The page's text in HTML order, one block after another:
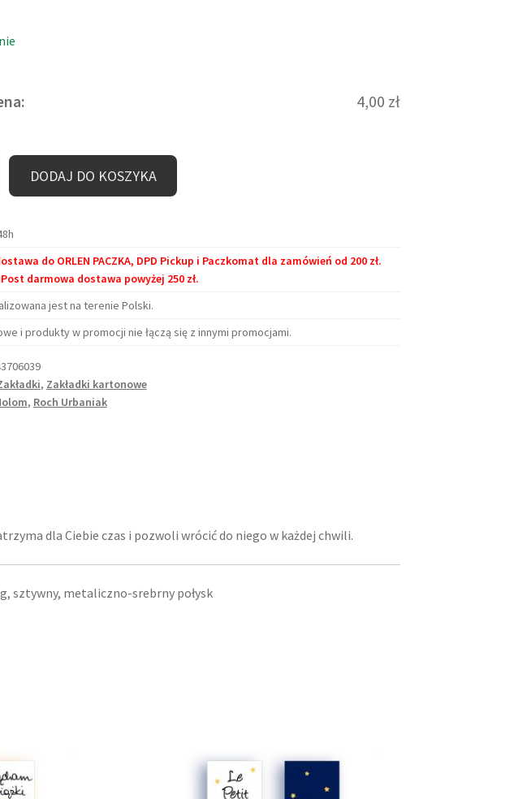
4,00 zł
DODAJ DO KOSZYKA
do ORLEN PACZKA, DPD Pickup i Paczkomat dla zamówień od 200 zł.
darmowa dostawa powyżej 250 zł.
jest na terenie Polski.
i produkty w promocji nie łączą się z innymi promocjami.
, Zakładki kartonowe
, Roch Urbaniak
dla Ciebie czas i pozwoli wrócić do niego w każdej chwili.
sztywny, metaliczno-srebrny połysk